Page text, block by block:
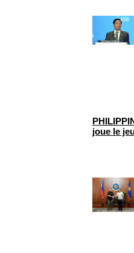
joue le